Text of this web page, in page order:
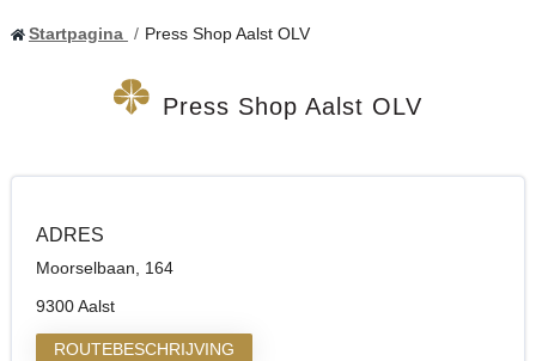
Startpagina Press Shop Aalst OLV
Press Shop Aalst OLV
ADRES
Moorselbaan, 164
9300 Aalst
ROUTEBESCHRIJVING